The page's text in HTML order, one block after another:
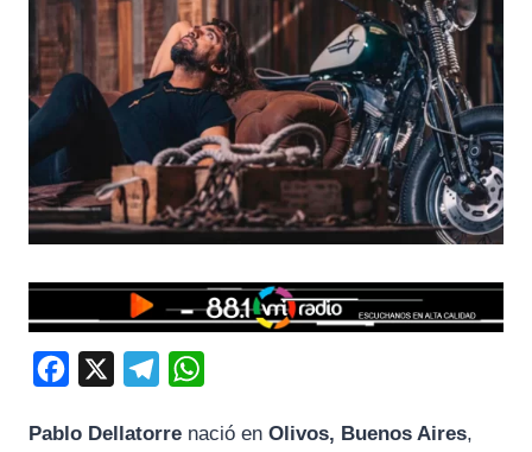
c
l
a
Pablo Dellatorre nació en Olivos, Buenos Aires,